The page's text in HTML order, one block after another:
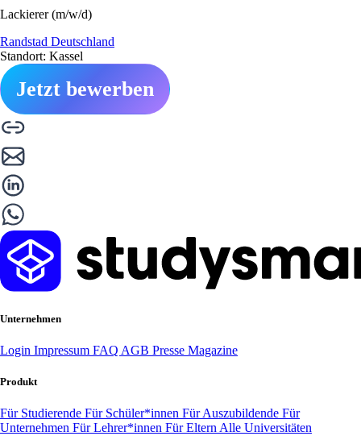
Lackierer (m/w/d)
Randstad Deutschland
Standort: Kassel
Jetzt bewerben
Unternehmen
Login Impressum FAQ AGB Presse Magazine
Produkt
Für Studierende Für Schüler*innen Für Auszubildende Für
Unternehmen Für Lehrer*innen Für Eltern Alle Universitäten